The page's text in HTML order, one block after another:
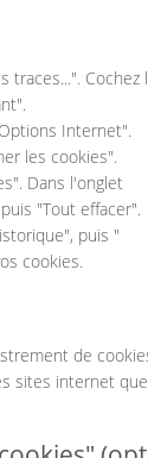
traces...". Cochez
Internet".
les cookies".
Dans l'onglet
"Tout effacer".
puis "
cookies.
de
sites internet que